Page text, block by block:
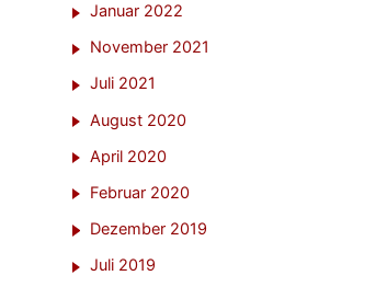
Januar 2022
November 2021
Juli 2021
August 2020
April 2020
Februar 2020
Dezember 2019
Juli 2019